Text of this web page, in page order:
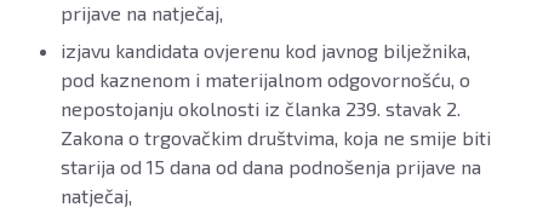
prijave na natječaj,
izjavu kandidata ovjerenu kod javnog bilježnika,
pod kaznenom i materijalnom odgovornošću, o
nepostojanju okolnosti iz članka 239. stavak 2.
Zakona o trgovačkim društvima, koja ne smije biti
starija od 15 dana od dana podnošenja prijave na
natječaj,